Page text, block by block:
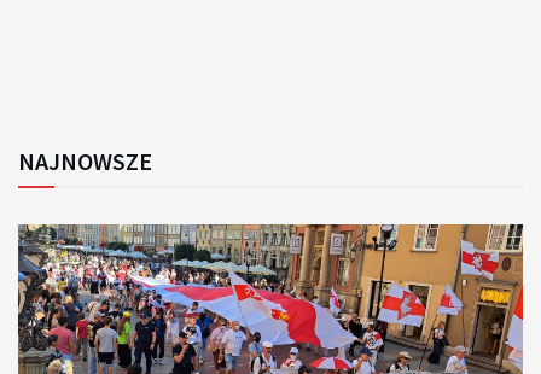
NAJNOWSZE